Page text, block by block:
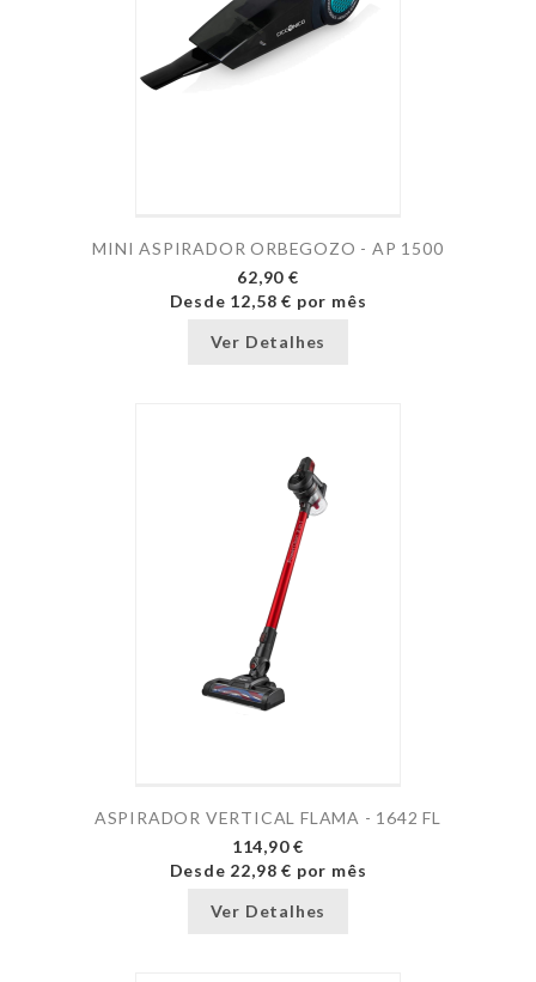
MINI ASPIRADOR ORBEGOZO - AP 1500
62,90 €
Desde 12,58 € por mês
Ver Detalhes
ASPIRADOR VERTICAL FLAMA - 1642 FL
114,90 €
Desde 22,98 € por mês
Ver Detalhes